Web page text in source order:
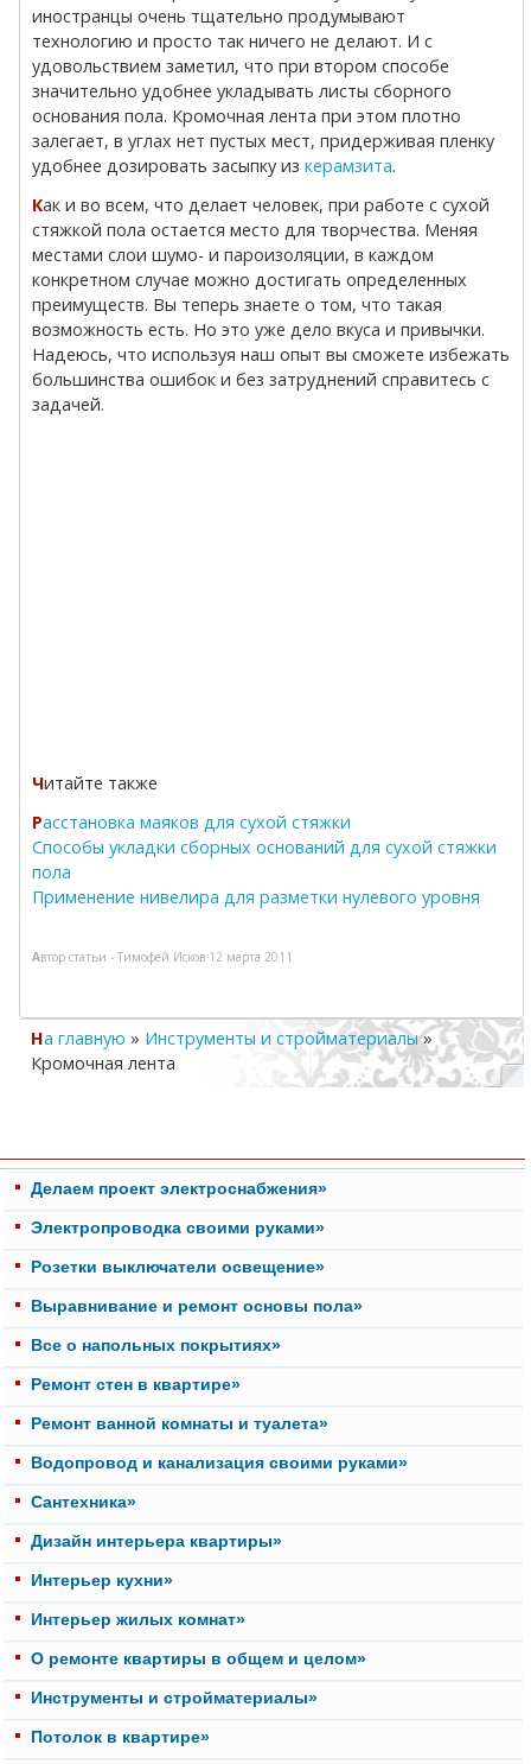
иностранцы очень тщательно продумывают
технологию и просто так ничего не делают. И с
удовольствием заметил, что при втором способе
значительно удобнее укладывать листы сборного
основания пола. Кромочная лента при этом плотно
залегает, в углах нет пустых мест, придерживая пленку
удобнее дозировать засыпку изкерамзита.
Как и во всем, что делает человек, при работе с сухой
стяжкой пола остается место для творчества. Меняя
местами слои шумо- и пароизоляции, в каждом
конкретном случае можно достигать определенных
преимуществ. Вы теперь знаете о том, что такая
возможность есть. Но это уже дело вкуса и привычки.
Надеюсь, что используя наш опыт вы сможете избежать
большинства ошибок и без затруднений справитесь с
задачей.
Читайте также
Расстановка маяков для сухой стяжки
Способы укладки сборных оснований для сухой стяжки
пола
Применение нивелира для разметки нулевого уровня
Автор статьи -Тимофей Исков 12 марта 2011
На главную » Инструменты и стройматериалы»
Кромочная лента
Делаем проект электроснабжения»
Электропроводка своими руками»
Розетки выключатели освещение»
Выравнивание и ремонт основы пола»
Все о напольных покрытиях»
Ремонт стен в квартире»
Ремонт ванной комнаты и туалета»
Водопровод и канализация своими руками»
Cантехника»
Дизайн интерьера квартиры»
Интерьер кухни»
Интерьер жилых комнат»
О ремонте квартиры в общем и целом»
Инструменты и стройматериалы»
Потолок в квартире»